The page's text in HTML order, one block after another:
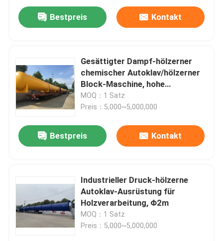
Produkte
Videos
Bestpreis Kontakt
Gesättigter Dampf-hölzerner
chemischer Autoklav/hölzerner
Block-Maschine, hohe
Temperatur
MOQ：1 Satz
Preis：5,000~5,000,000
Bestpreis Kontakt
Industrieller Druck-hölzerne
Autoklav-Ausrüstung für
Holzverarbeitung, Φ2m
MOQ：1 Satz
Preis：5,000~5,000,000